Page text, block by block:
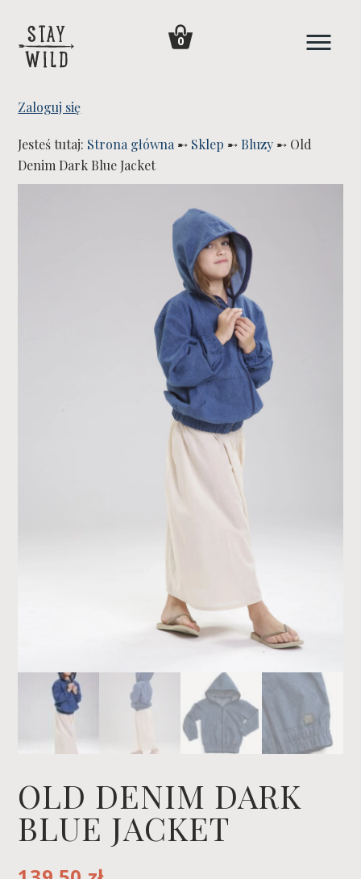
0
Zaloguj się
Jesteś tutaj: Strona główna ➸ Sklep ➸ Bluzy ➸ Old
Denim Dark Blue Jacket
OLD DENIM DARK
BLUE JACKET